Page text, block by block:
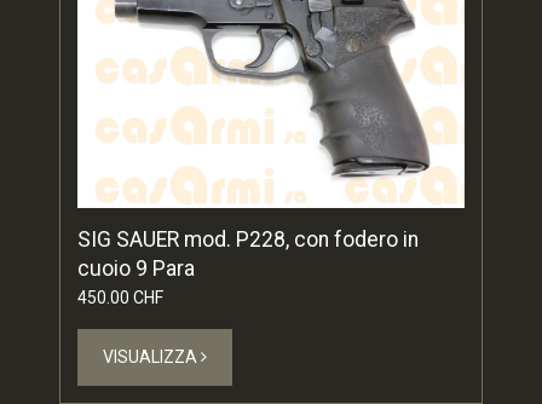
SIG SAUER mod. P228, con fodero in
cuoio 9 Para
450.00 CHF
VISUALIZZA